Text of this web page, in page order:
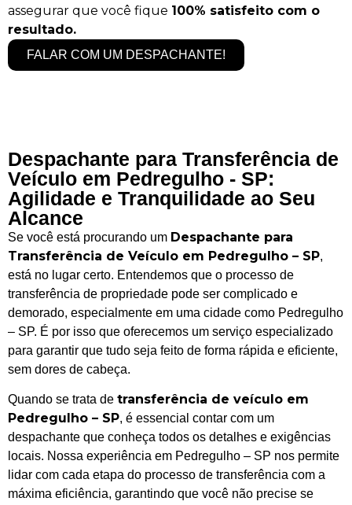
assegurar que você fique 100% satisfeito com o
resultado.
FALAR COM UM DESPACHANTE!
Despachante para Transferência de
Veículo em Pedregulho - SP:
Agilidade e Tranquilidade ao Seu
Alcance
Se você está procurando um Despachante para
Transferência de Veículo em Pedregulho – SP,
está no lugar certo. Entendemos que o processo de
transferência de propriedade pode ser complicado e
demorado, especialmente em uma cidade como Pedregulho
– SP. É por isso que oferecemos um serviço especializado
para garantir que tudo seja feito de forma rápida e eficiente,
sem dores de cabeça.
Quando se trata de transferência de veículo em
Pedregulho – SP, é essencial contar com um
despachante que conheça todos os detalhes e exigências
locais. Nossa experiência em Pedregulho – SP nos permite
lidar com cada etapa do processo de transferência com a
máxima eficiência, garantindo que você não precise se